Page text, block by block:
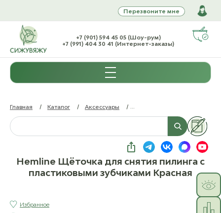
Перезвоните мне
+7 (901) 594 45 05 (Шоу-рум)
+7 (991) 404 30 41 (Интернет-заказы)
Главная / Каталог / Аксессуары /
Hemline Щёточка для снятия пилинга с
пластиковыми зубчиками Красная
Избранное